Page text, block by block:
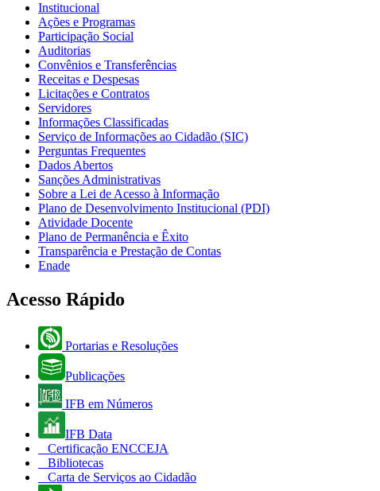
Institucional
Ações e Programas
Participação Social
Auditorias
Convênios e Transferências
Receitas e Despesas
Licitações e Contratos
Servidores
Informações Classificadas
Serviço de Informações ao Cidadão (SIC)
Perguntas Frequentes
Dados Abertos
Sanções Administrativas
Sobre a Lei de Acesso à Informação
Plano de Desenvolvimento Institucional (PDI)
Atividade Docente
Plano de Permanência e Êxito
Transparência e Prestação de Contas
Enade
Acesso Rápido
Portarias e Resoluções
Publicações
IFB em Números
IFB Data
Certificação ENCCEJA
Bibliotecas
Carta de Serviços ao Cidadão